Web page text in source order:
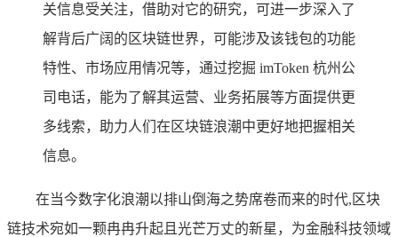
关信息受关注，借助对它的研究，可进一步深入了
解背后广阔的区块链世界，可能涉及该钱包的功能
特性、市场应用情况等，通过挖掘 imToken 杭州公
司电话，能为了解其运营、业务拓展等方面提供更
多线索，助力人们在区块链浪潮中更好地把握相关
信息。
在当今数字化浪潮以排山倒海之势席卷而来的时代,区块
链技术宛如一颗冉冉升起且光芒万丈的新星，为金融科技领域